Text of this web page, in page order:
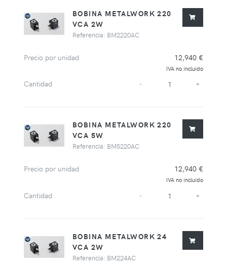
BOBINA METALWORK 220
VCA 2W
Referencia: BM2220AC
Precio por unidad 12,940 €
IVA no incluido
Cantidad - +
BOBINA METALWORK 220
VCA 5W
Referencia: BM5220AC
Precio por unidad 12,940 €
IVA no incluido
Cantidad - +
BOBINA METALWORK 24
VCA 2W
Referencia: BM224AC